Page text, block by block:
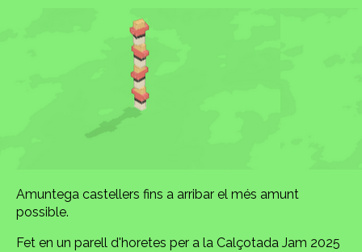
Amuntega castellers fins a arribar el més amunt
possible.
Fet en un parell d'horetes per a la Calçotada Jam 2025